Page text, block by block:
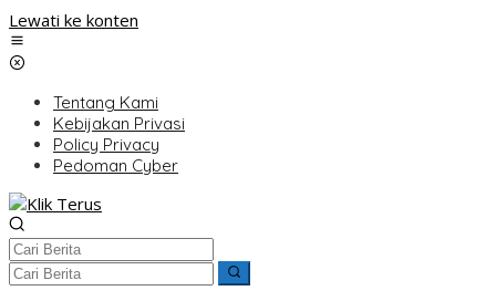
Lewati ke konten
Tentang Kami
Kebijakan Privasi
Policy Privacy
Pedoman Cyber